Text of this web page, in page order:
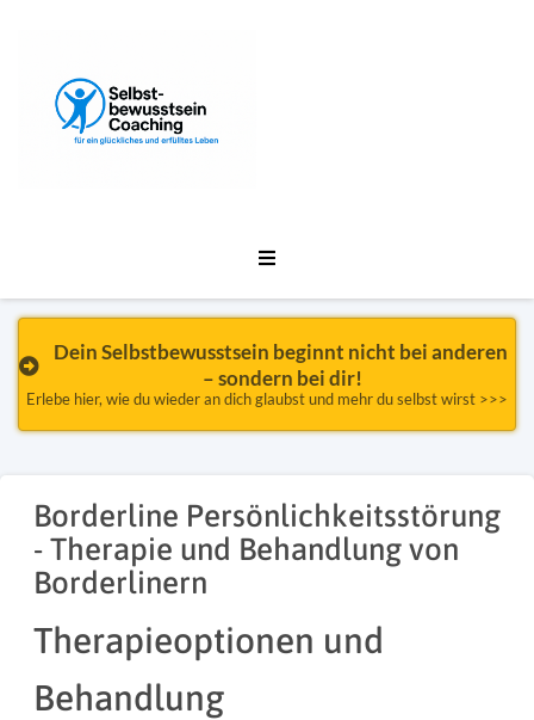
Dein Selbstbewusstsein beginnt nicht bei anderen
– sondern bei dir!
Erlebe hier, wie du wieder an dich glaubst und mehr du selbst wirst >>>
Borderline Persönlichkeitsstörung
- Therapie und Behandlung von
Borderlinern
Therapieoptionen und
Behandlung